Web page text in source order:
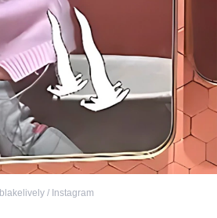
blakelively / Instagram